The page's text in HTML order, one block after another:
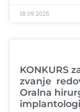
18.09.2025
KONKURS
zvanje
Oralna